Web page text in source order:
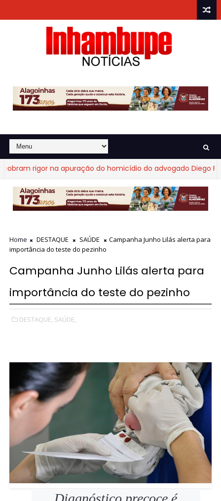
rigor na apuração do homicídio do advogado Diego
Home DESTAQUE SAÚDE
Campanha Junho Lilás alerta para
importância do teste do pezinho
Campanha Junho Lilás alerta para
importância do teste do pezinho
DESTAQUE, SAÚDE,